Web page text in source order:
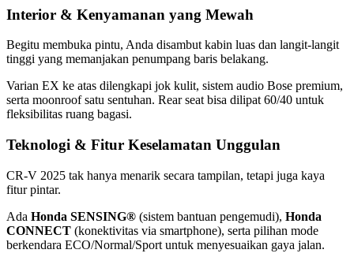
Interior & Kenyamanan yang Mewah
Begitu membuka pintu, Anda disambut kabin luas dan langit-langit
tinggi yang memanjakan penumpang baris belakang.
Varian EX ke atas dilengkapi jok kulit, sistem audio Bose premium,
serta moonroof satu sentuhan. Rear seat bisa dilipat 60/40 untuk
fleksibilitas ruang bagasi.
Teknologi & Fitur Keselamatan Unggulan
CR-V 2025 tak hanya menarik secara tampilan, tetapi juga kaya
fitur pintar.
Ada Honda SENSING® (sistem bantuan pengemudi), Honda
CONNECT (konektivitas via smartphone), serta pilihan mode
berkendara ECO/Normal/Sport untuk menyesuaikan gaya jalan.